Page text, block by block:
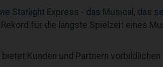
Starlight Express - das Musical, das
für die längste Spielzeit eines
Kunden und Partnern